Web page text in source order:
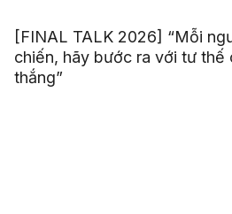
[FINAL TALK 2026] “Mỗi
chiến, hãy bước ra với tư thế
thắng”